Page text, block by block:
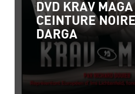
DVD KRAV MAGA
CEINTURE
DARGA